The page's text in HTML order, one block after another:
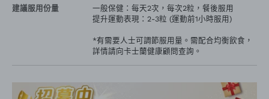
建議服用份量
一般保健：每天2次，每次2粒，餐後服用
提升運動表現：2-3粒 (運動前1小時服用)
*有需要人士可調節服用量。需配合均衡飲食，
詳情請向卡士蘭健康顧問查詢。